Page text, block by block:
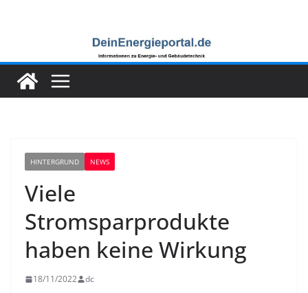
HINTERGRUND NEWS
Viele
Stromsparprodukte
haben keine Wirkung
18/11/2022 dc